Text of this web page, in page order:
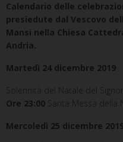
Calendario delle
presiedute dal Vescovo
Mansi nella Chiesa
Andria.
Martedì 24 dicembre 2019
Solennità del Natale del Signore
Ore 23:00 Santa Messa della
Mercoledì 25 dicembre